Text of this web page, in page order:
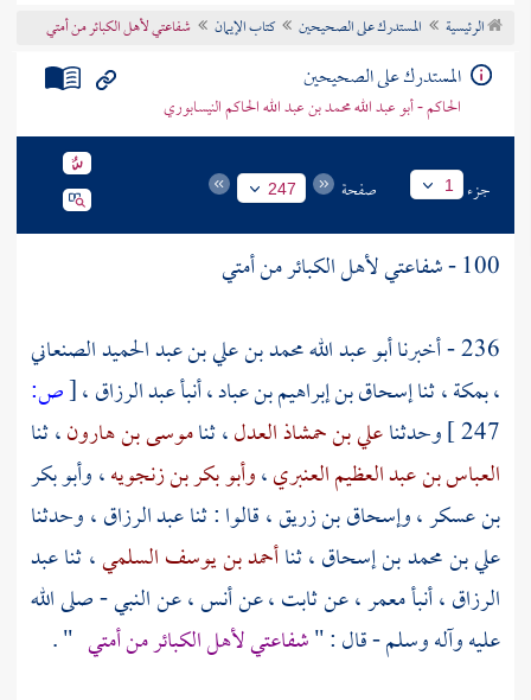
تراجم الأعلام
الرئيسية المستدرك على الصحيحين كتاب الإيمان شفاعتي لأهل الكبائر من أمتي
المستدرك على الصحيحين
الحاكم - أبو عبد الله محمد بن عبد الله الحاكم النيسابوري
جزء 1 صفحة 247
100 - شفاعتي لأهل الكبائر من أمتي
236 - أخبرنا
أبو عبد الله محمد بن علي بن عبد الحميد الصنعاني
، بمكة ، ثناإسحاق بن إبراهيم بن عباد، أنبأعبد الرزاق،[ص:
247 ] وحدثناعلي بن حمشاذ العدل، ثناموسى بن هارون، ثنا
العباس بن عبد العظيم العنبري،وأبو بكر بن زنجويه،وأبو بكر
بن عسكر،وإسحاق بن زريق، قالوا : ثناعبد الرزاق، وحدثنا
علي بن محمد بن إسحاق، ثناأحمد بن يوسف السلمي، ثناعبد
الرزاق، أنبأمعمر، عنثابت، عنأنس، عن النبي - صلى الله
عليه وآله وسلم - قال : "شفاعتي لأهل الكبائر من أمتي " .